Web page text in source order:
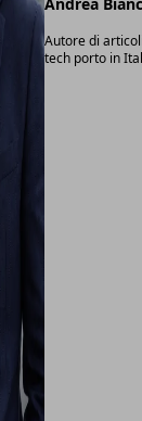
Andrea
Autore di
tech porto in